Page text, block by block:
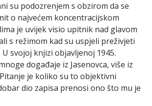
su podozrenjem s obzirom da se
o najvećem koncentracijskom
je uvijek visio upitnik nad glavom
s režimom kad su uspjeli preživjeti
svojoj knjizi objavljenoj 1945.
događaje iz Jasenovca, više iz
je koliko su to objektivni
dio zapisa prenosi ono što mu je